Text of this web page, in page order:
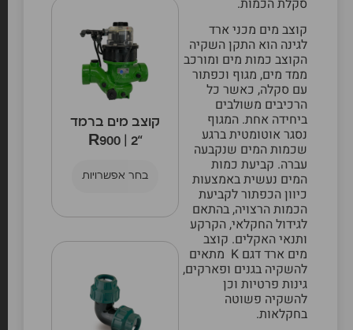
קוצב מים מכני ארד
לגינה הוא התקן השקיה
הקוצב כמות מים ומורכב
ממד מים, מגוף וכפתור
עם סקלה, כאשר כל
הרכיבים משולבים
ביחידה אחת. המגוף
נסגר אוטומטית ברגע
שכמות המים שנקבעה
עברה. קביעת כמות
המים נעשית באמצעות
כיוון הכפתור לקביעת
הכמות הרצויה, בהתאם
לגידול החקלאי, הקרקע
ותנאי האקלים. קוצב
מים ארד דגם K מתאים
להשקיה בגנים ופארקים,
גינות פרטיות וכן
להשקיה פשוטה
בחקלאות.
קוצב מים ברמד
“2 | R900
בחר אפשרויות